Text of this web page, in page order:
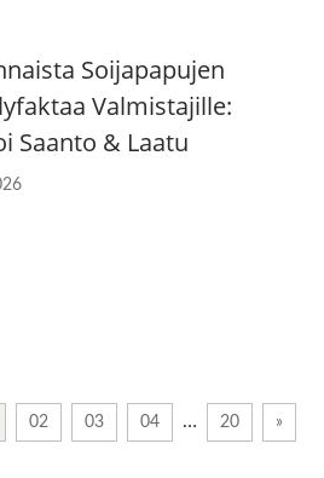
Soijapapujen
Valmistajille:
Saanto & Laatu
02 03 04 … 20 »